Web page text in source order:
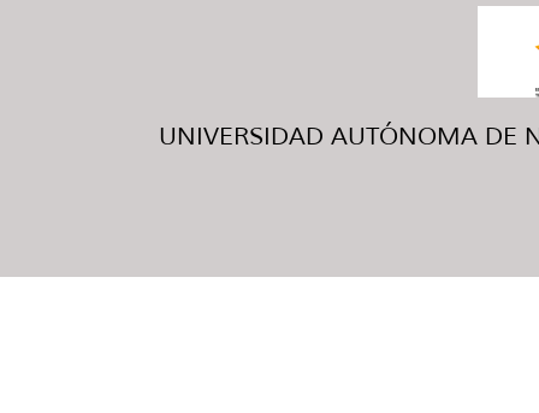
UNIVERSIDAD AUTÓNOMA DE